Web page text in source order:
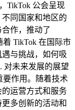
TikTok 公会呈现
同国家和地区的
作，推动了
TikTok 在国际市
与挑战，如何吸
对未来发展的展望
要作用。随着技术
运营方式和服务
多创新的活动和